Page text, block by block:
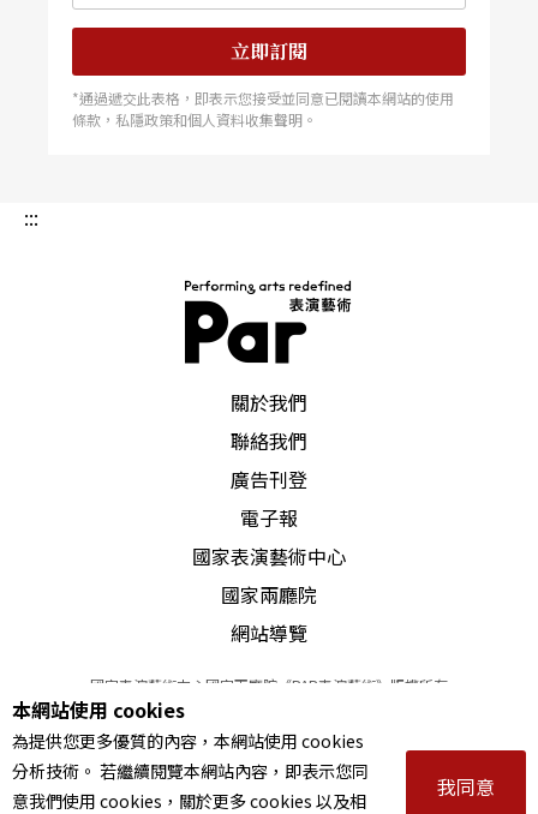
立即訂閱
*通過遞交此表格，即表示您接受並同意已閱讀本網站的使用
條款，私隱政策和個人資料收集聲明。
:::
關於我們
聯絡我們
廣告刊登
電子報
國家表演藝術中心
國家兩廳院
網站導覽
國家表演藝術中心國家兩廳院《PAR表演藝術》版權所有
© 2022Performing arts redefined. All Rights Reserved
統一編號 Tax Id number 00973926
本站所提供相關演出資訊，如有異動應以主辦單位公告為準。
服務條款｜隱私權聲明｜著作權聲明
本網站使用 cookies
為提供您更多優質的內容，本網站使用 cookies
分析技術。 若繼續閱覽本網站內容，即表示您同
意我們使用 cookies，關於更多 cookies 以及相
我同意